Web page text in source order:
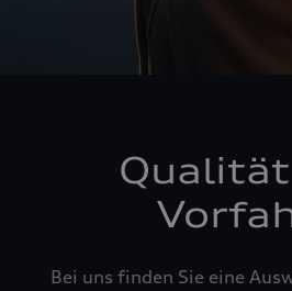
Bei uns finden Sie eine